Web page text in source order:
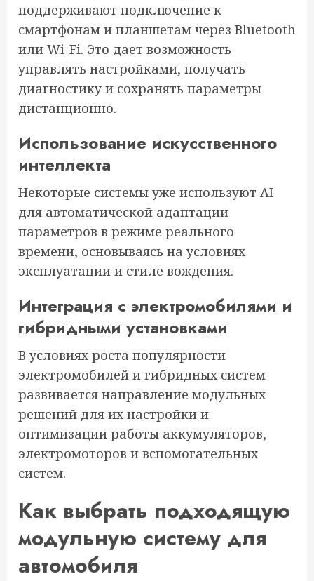
поддерживают подключение к
смартфонам и планшетам через Bluetooth
или Wi-Fi. Это дает возможность
управлять настройками, получать
диагностику и сохранять параметры
дистанционно.
Использование искусственного
интеллекта
Некоторые системы уже используют AI
для автоматической адаптации
параметров в режиме реального
времени, основываясь на условиях
эксплуатации и стиле вождения.
Интеграция с электромобилями и
гибридными установками
В условиях роста популярности
электромобилей и гибридных систем
развивается направление модульных
решений для их настройки и
оптимизации работы аккумуляторов,
электромоторов и вспомогательных
систем.
Как выбрать подходящую
модульную систему для
автомобиля